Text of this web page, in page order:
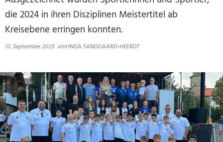
die 2024 in ihren Disziplinen Meistertitel ab
Kreisebene erringen konnten.
12. September 2025 vonINGA SANDGAARD-HEERDT